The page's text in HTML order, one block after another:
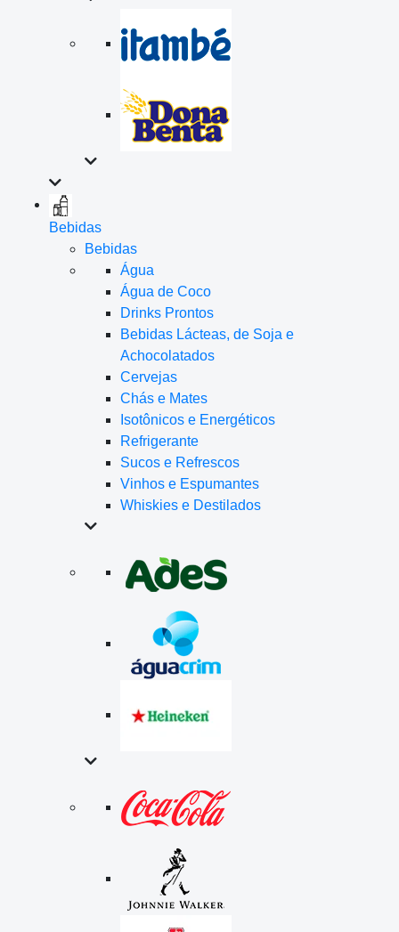
Bebidas
Bebidas
Água
Água de Coco
Drinks Prontos
Bebidas Lácteas, de Soja e
Achocolatados
Cervejas
Chás e Mates
Isotônicos e Energéticos
Refrigerante
Sucos e Refrescos
Vinhos e Espumantes
Whiskies e Destilados